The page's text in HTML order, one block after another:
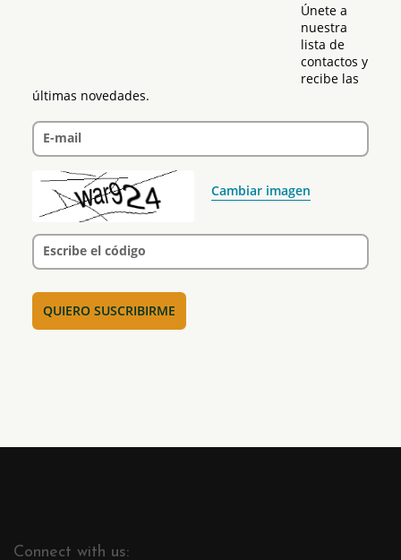
Únete a
nuestra
lista de
contactos y
recibe las
últimas novedades.
E-mail
Cambiar imagen
Escribe el código
Connect with us: